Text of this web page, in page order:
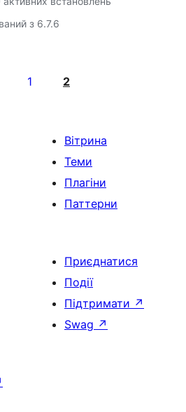
з 6.7.6
1 2
Вітрина
Теми
Плагіни
Паттерни
Приєднатися
Події
Підтримати ↗
Swag ↗